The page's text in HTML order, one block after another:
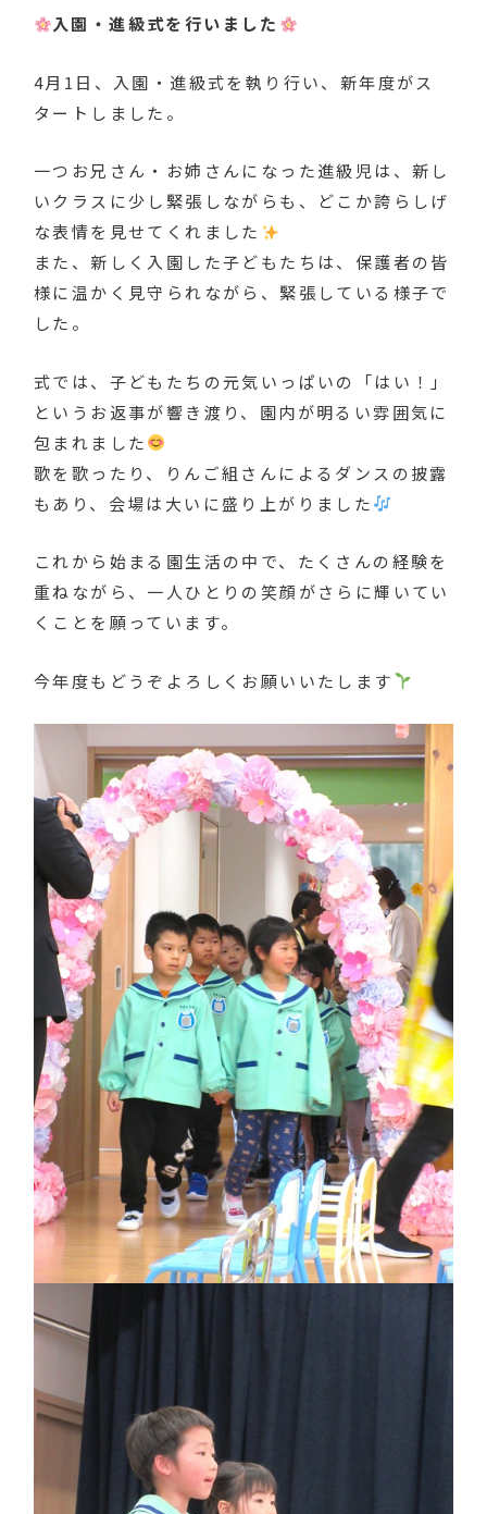
入園・進級式を行いました
4月1日、入園・進級式を執り行い、新年度がス
タートしました。
一つお兄さん・お姉さんになった進級児は、新し
いクラスに少し緊張しながらも、どこか誇らしげ
な表情を見せてくれました
また、新しく入園した子どもたちは、保護者の皆
様に温かく見守られながら、緊張している様子で
した。
式では、子どもたちの元気いっぱいの「はい！」
というお返事が響き渡り、園内が明るい雰囲気に
包まれました
歌を歌ったり、りんご組さんによるダンスの披露
もあり、会場は大いに盛り上がりました
これから始まる園生活の中で、たくさんの経験を
重ねながら、一人ひとりの笑顔がさらに輝いてい
くことを願っています。
今年度もどうぞよろしくお願いいたします